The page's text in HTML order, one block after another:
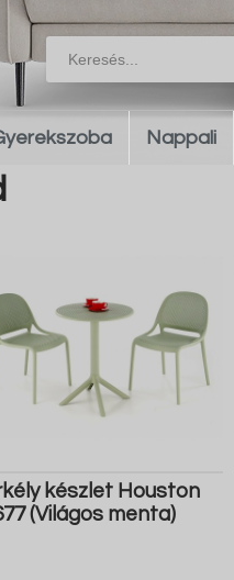
Nappali
készlet Houston
(Világos menta)